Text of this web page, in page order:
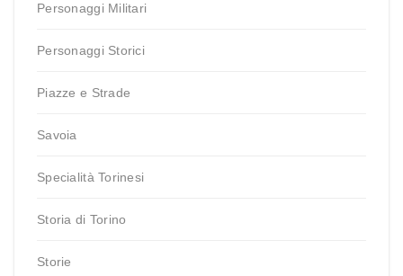
Personaggi Militari
Personaggi Storici
Piazze e Strade
Savoia
Specialità Torinesi
Storia di Torino
Storie